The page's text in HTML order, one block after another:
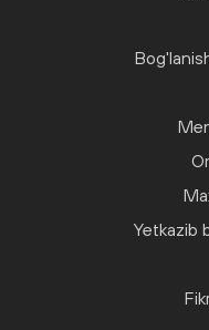
Yetkazib